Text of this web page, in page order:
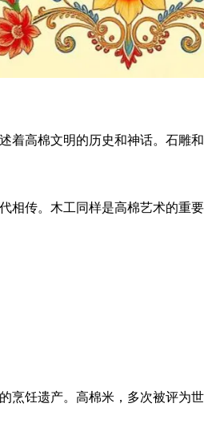
着高棉文明的历史和神话。石雕
相传。木工同样是高棉艺术的重
烹饪遗产。高棉米，多次被评